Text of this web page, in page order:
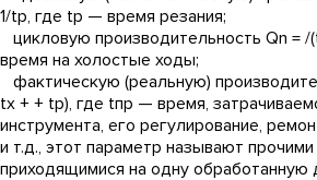
1/tр, где tр — время резания;
цикловую производительность Qn =
время на холостые ходы;
фактическую (реальную)
tх + + tр), где tпр — время,
инструмента, его регулирование,
и т.д., этот параметр называют
приходящимися на одну обработанную